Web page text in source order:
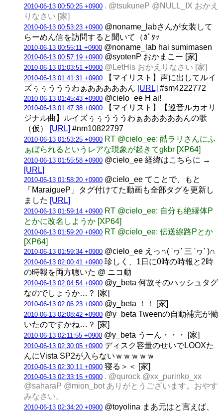
2010-06-13 00:50:25 +0900 . @tsukuneP @NULL_IX おかえ
りなさい [家]
2010-06-13 00:53:23 +0900 @noname_labさんが女装して
らーめん信を訪問すると聞いて（ｶﾞﾀｯ
2010-06-13 00:55:11 +0900 @noname_lab hai sumimasen
2010-06-13 00:57:19 +0900 @syotenP おかまこー [家]
2010-06-13 01:03:51 +0900 @LetHis おかえりなさい [家]
2010-06-13 01:41:31 +0900 【マイリスト】声に出してルイ
ズぅぅうううわぁあああああん [URL] #sm4222772
2010-06-13 01:45:43 +0900 @cielo_ee H ai!
2010-06-13 01:47:38 +0900 【マイリスト】【巡音ルカオリ
ジナル曲】ルイズぅぅうううわぁあああああんの歌
（仮）
[URL] #nm10822797
2010-06-13 01:53:25 +0900 RT @cielo_ee: 酷ラリさんにふ
ぁぼられるというレアな現象が起きてgkbr [XP64]
2010-06-13 01:55:58 +0900 @cielo_ee 経緯はこちらに →
[URL]
2010-06-13 01:58:20 +0900 @cielo_ee てことで、もと
「MaraigueP」タグ付けてた動画も全部タグを更新し
ました [URL]
2010-06-13 01:59:14 +0900 RT @cielo_ee: 自分も絶縁体P
とかに改名しようか [XP64]
2010-06-13 01:59:20 +0900 RT @cielo_ee: 伝送線路Pとか
[XP64]
2010-06-13 01:59:34 +0900 @cielo_ee えっ∩( 'ヮ' 三 'ヮ' )∩
2010-06-13 02:00:41 +0900 珍しく、1日に0時の時報と2時
の時報を両方聴いた @ ニコ動
2010-06-13 02:04:54 +0900 @y_beta 何故そのハッシュタグ
なのでしょうか…？ [家]
2010-06-13 02:06:23 +0900 @y_beta ！！ [家]
2010-06-13 02:08:42 +0900 @y_beta Tweenの自動補完が働
いたのですかね…？ [家]
2010-06-13 02:11:55 +0900 @y_beta うーん・・・ [家]
2010-06-13 02:30:05 +0900 ディスク容量のせいでLOOXた
んにVista SP2が入らないｗｗｗｗｗ
2010-06-13 02:30:11 +0900 寝る＞＜ [家]
2010-06-13 02:33:15 +0900 . @qurock @xx_purinko_xx
@saharaP @mion_bot ありがとうございます。おやす
みなさい。
2010-06-13 02:34:20 +0900 @toyolina まあ元はと言えば、